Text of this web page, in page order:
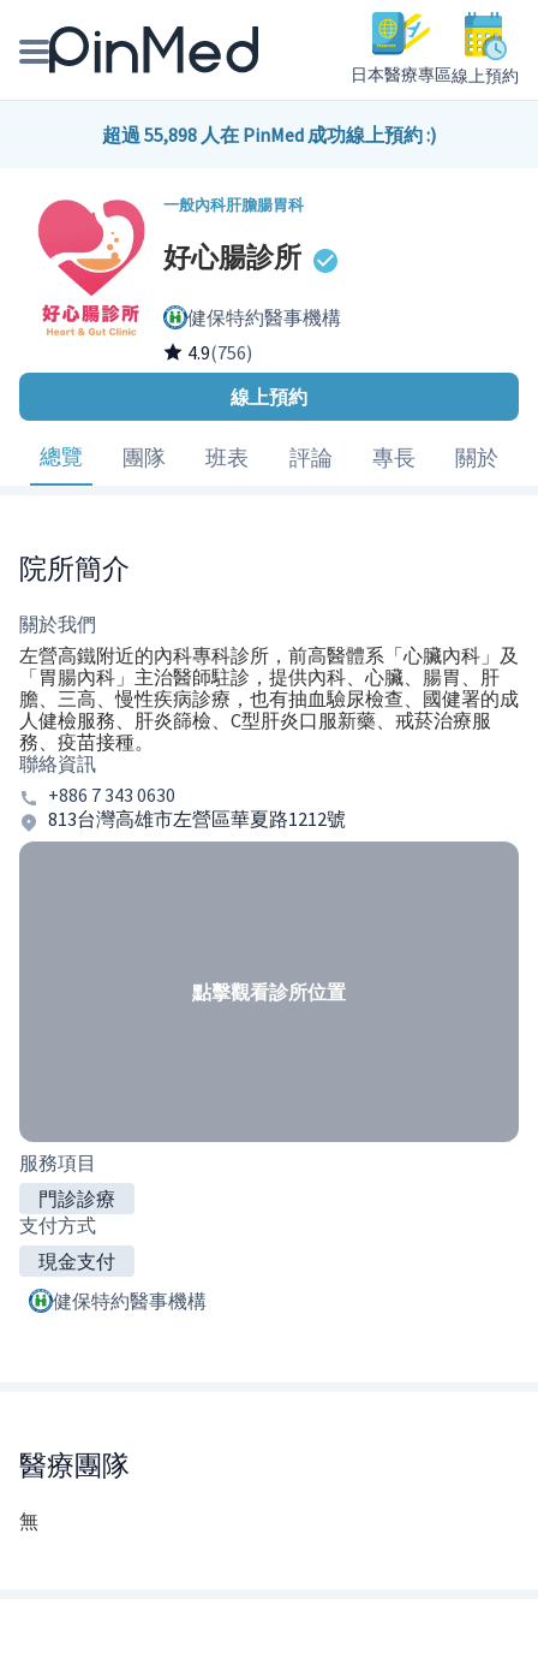
日本醫療專區線上預約
線上預約醫師、院所
健康主題館
我是醫療人員
超過 55,898 人在 PinMed 成功線上預約 :)
一般內科肝膽腸胃科
好心腸診所
健保特約醫事機構
4.9(756)
線上預約
總覽 團隊 班表 評論 專長 關於
院所簡介
關於我們
左營高鐵附近的內科專科診所，前高醫體系「心臟內科」及
「胃腸內科」主治醫師駐診，提供內科、心臟、腸胃、肝
膽、三高、慢性疾病診療，也有抽血驗尿檢查、國健署的成
人健檢服務、肝炎篩檢、C型肝炎口服新藥、戒菸治療服
務、疫苗接種。
聯絡資訊
+886 7 343 0630
813台灣高雄市左營區華夏路1212號
點擊觀看診所位置
服務項目
門診診療
支付方式
現金支付
健保特約醫事機構
醫療團隊
無